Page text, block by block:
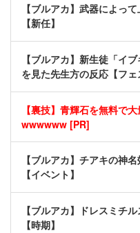
【ブルアカ】武器によっ
【新任】
【ブルアカ】新生徒「イ
を見た先生方の反応【フェ
【裏技】青輝石を無料で
wwwwww [PR]
【ブルアカ】チアキの神
【イベント】
【ブルアカ】ドレスミチ
【時期】